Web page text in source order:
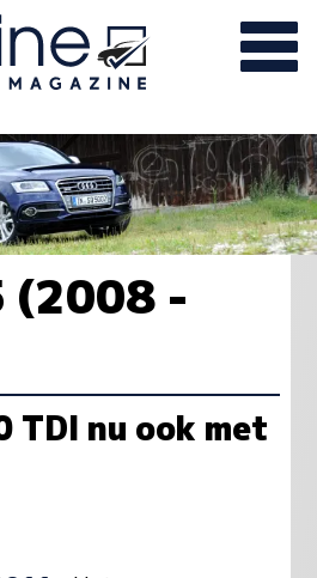
(2008 -
TDI nu ook met